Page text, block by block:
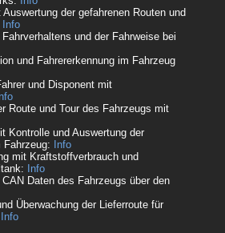
der gefahrenen Routen und
Info
und der Fahrweise bei
und Fahrererkennung im Fahrzeug
und Disponent mit
Info
Route und Tour des Fahrzeugs mit
Kontrolle und Auswertung der
Fahrzeug:
Info
mit Kraftstoffverbrauch und
Info
Daten des Fahrzeugs über den
Überwachung der Lieferroute für
Info